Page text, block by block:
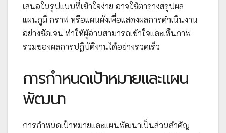
เสนอในรูปแบบที่เข้าใจง่าย อาจใช้ตารางสรุปผล
แผนภูมิ กราฟ หรือแผนผังเพื่อแสดงผลการดำเนินงาน
อย่างชัดเจน ทำให้ผู้อ่านสามารถเข้าใจและเห็นภาพ
รวมของผลการปฏิบัติงานได้อย่างรวดเร็ว
การกำหนดเป้าหมายและแผน
พัฒนา
การกำหนดเป้าหมายและแผนพัฒนาเป็นส่วนสำคัญ